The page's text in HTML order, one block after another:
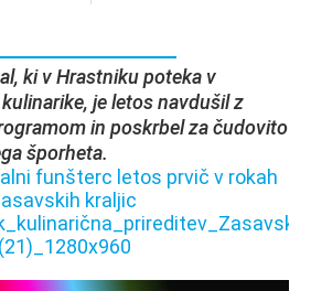
ki v Hrastniku poteka v
je letos navdušil z
in poskrbel za čudovito
šporheta.